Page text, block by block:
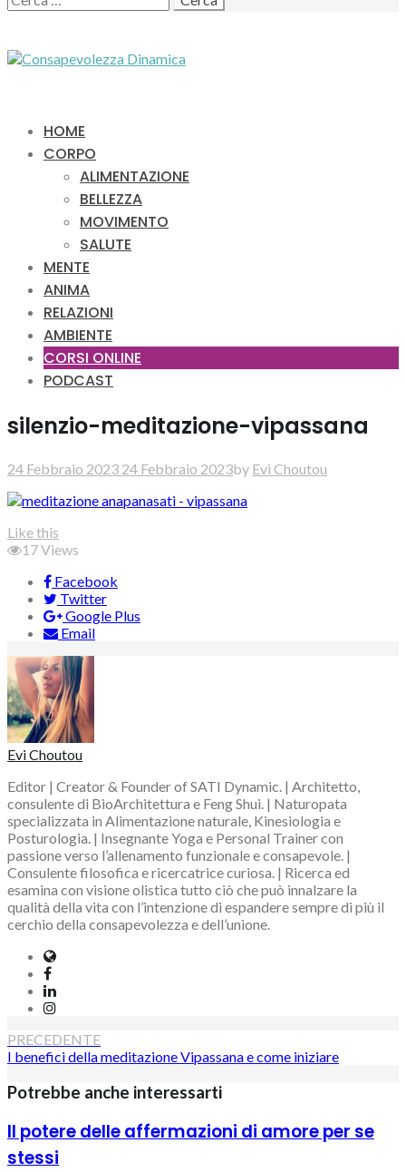
HOME
CORPO
ALIMENTAZIONE
BELLEZZA
MOVIMENTO
SALUTE
MENTE
ANIMA
RELAZIONI
AMBIENTE
CORSI ONLINE
PODCAST
silenzio-meditazione-vipassana
24 Febbraio 2023 24 Febbraio 2023by Evi Choutou
Like this
17Views
Facebook
Twitter
Google Plus
Email
Evi Choutou
Editor | Creator & Founder of SATI Dynamic. | Architetto,
consulente di BioArchitettura e Feng Shui. | Naturopata
specializzata in Alimentazione naturale, Kinesiologia e
Posturologia. | Insegnante Yoga e Personal Trainer con
passione verso l’allenamento funzionale e consapevole. |
Consulente filosofica e ricercatrice curiosa. | Ricerca ed
esamina con visione olistica tutto ciò che può innalzare la
qualità della vita con l’intenzione di espandere sempre di più il
cerchio della consapevolezza e dell’unione.
Website
Facebook
LinkedIn
Instagram
Navigazione
articoli
PRECEDENTE
I benefici della meditazione Vipassana e come iniziare
Potrebbe anche interessarti
Il potere delle affermazioni di amore per se
stessi